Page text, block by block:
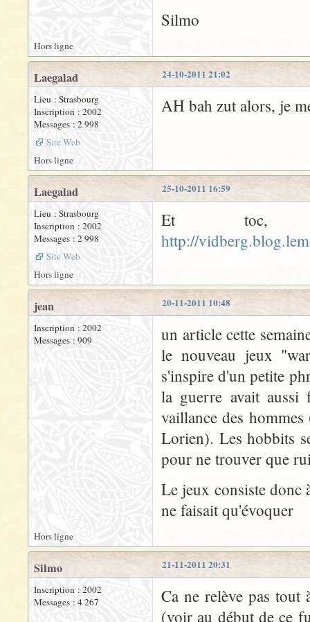
Silmo
Hors ligne
24-10-2011 21:02
Laegalad
Lieu : Strasbourg
Inscription : 2002
Messages : 2 998
Site Web
AH bah zut alors, je
Hors ligne
25-10-2011 16:59
Laegalad
Lieu : Strasbourg
Inscription : 2002
Messages : 2 998
Site Web
Et toc,
http://
Hors ligne
20-11-2011 10:48
jean
Inscription : 2002
Messages : 909
un article cette
le nouveau jeux
s'inspire d'un petite
la guerre avait
vaillance des
Lorien). Les hobbits
pour ne trouver que
Le jeux consiste donc
ne faisait qu'évoquer
Hors ligne
21-11-2011 20:31
Silmo
Inscription : 2002
Messages : 4 267
Ca ne relève pas tout
(voir au début de ce